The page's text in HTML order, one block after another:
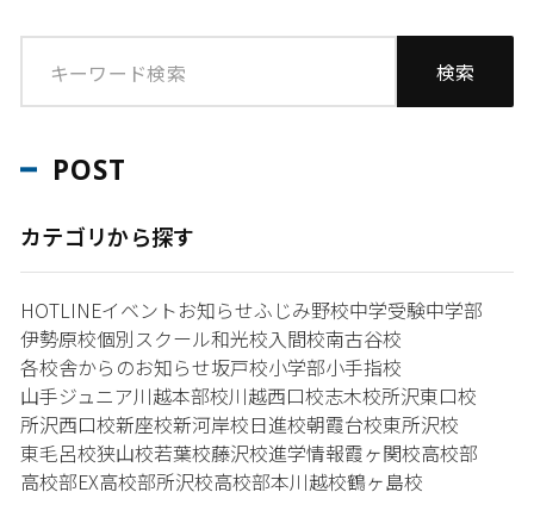
POST
カテゴリから探す
HOTLINEイベントお知らせふじみ野校中学受験中学部
伊勢原校個別スクール和光校入間校南古谷校
各校舎からのお知らせ坂戸校小学部小手指校
山手ジュニア川越本部校川越西口校志木校所沢東口校
所沢西口校新座校新河岸校日進校朝霞台校東所沢校
東毛呂校狭山校若葉校藤沢校進学情報霞ヶ関校高校部
高校部EX高校部所沢校高校部本川越校鶴ヶ島校